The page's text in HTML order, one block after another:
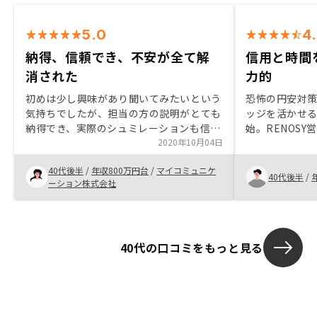
5.0
納得、信頼でき、不安が全て解
消された
初めは少し興味があり聞いてみたいという
気持ちでしたが、担当の方の説明がとても
納得でき、実際のシュミレーションも信用
性があり、不安がすべて解消されたので購
入しました。
2020年10月04日
40代後半 / 年収800万円台 / マイコミュニケ
ーション株式会社
信用と時間
力的
恐怖の円安対
ッジを活かせ
始。RENOSY
ン、多様な魅
めました。ワ
魅力度が上が
40代後半 /
40代の口コミをもっと見る